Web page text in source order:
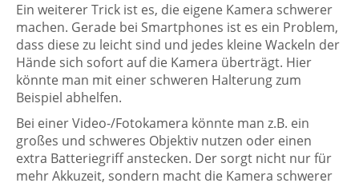
Ein weiterer Trick ist es, die eigene Kamera schwerer
machen. Gerade bei Smartphones ist es ein Problem,
dass diese zu leicht sind und jedes kleine Wackeln der
Hände sich sofort auf die Kamera überträgt. Hier
könnte man mit einer schweren Halterung zum
Beispiel abhelfen.
Bei einer Video-/Fotokamera könnte man z.B. ein
großes und schweres Objektiv nutzen oder einen
extra Batteriegriff anstecken. Der sorgt nicht nur für
mehr Akkuzeit, sondern macht die Kamera schwerer